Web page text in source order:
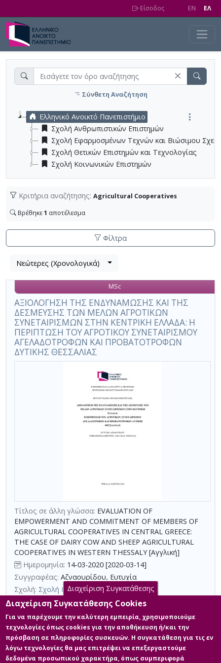
Είσοδος EN EΛ
Σύνθετη Αναζήτηση
Ελληνικό Ανοικτό Πανεπιστήμιο
Σχολή Ανθρωπιστικών Επιστημών
Σχολή Εφαρμοσμένων Τεχνών και Βιώσιμου
Σχολή Θετικών Επιστημών και Τεχνολογίας
Σχολή Κοινωνικών Επιστημών
Κριτήρια αναζήτησης: Agricultural Cooperatives
Βρέθηκε1 αποτέλεσμα
Φίλτρα
Βρέθηκε
αποτέλεσμα
,
σύνολο
σελίδων
1.
Εφαρμοζόμενα
κριτήρια
αναζήτησης:
αναζήτησης
Λίστα
τα
αποτελέσματα
αναζήτησης:
Νεώτερες (Χρονολογικά)
ΑΞΙΟΛΟΓΗΣΗ ΤΗΣ ΕΝΔΥΝΑΜΩΣΗΣ ΚΑΙ ΤΗΣ
ΔΕΣΜΕΥΣΗΣ ΤΩΝ ΜΕΛΩΝ ΑΓΡΟΤΙΚΩΝ
ΣΥΝΕΤΑΙΡΙΣΜΩΝ ΣΤΗΝ ΚΕΝΤΡΙΚΗ ΕΛΛΑΔΑ: Η
ΠΕΡΙΠΤΩΣΗ ΤΟΥ ΑΓΡΟΤΙΚΟΥ ΣΥΝΕΤΑΙΡΙΣΜΟΥ
ΑΓΕΛΑΔΟΤΡΟΦΩΝ ΚΑΙ ΠΡΟΒΑΤΟΤΡΟΦΩΝ
ΔΥΤΙΚΗΣ ΘΕΣΣΑΛΙΑΣ
MSc
Τίτλος σε άλλη γλώσσα: EVALUATION OF
EMPOWERMENT AND COMMITMENT OF MEMBERS OF
AGRICULTURAL COOPERATIVES IN CENTRAL GREECE:
THE CASE OF DAIRY COW AND SHEEP AGRICULTURAL
COOPERATIVES IN WESTERN THESSALY [Αγγλική]
Ημερομηνία: 14-03-2020 [2020-03-14]
Συγγραφέας: Αζναουρίδου, Ευτυχία
Σχολή: Σχολή Κοινωνικών Επιστημών
Τμήμα: Κοινωνική και Αλληλέγγυα Οικονομία (ΚΑΟ)
Περίληψη (Abstract):
Η παρούσα έρευνα εξετάζει τις διαστάσεις
της ενδυνάμωσης και της δέσμευσης των μελών του Αγροτικού
Συνεταιρισμού Αγελαδοτρόφων και Προβατοτρόφων Δυτικής
Θεσσαλίας. Προς τούτο διενεργήθηκε ποιοτική έρευνα σε 9 μέλη
του συνεταιρισμού με τη μέθοδο της προσωπικής συνέντευξης
στην έδρα του συνεταιρισμού που βρίσκεται στο χωρίο
Διαχείριση Συγκατάθεσης
Διαχείριση Συγκατάθεσης Cookies
Για να παρέχουμε την καλύτερη εμπειρία, χρησιμοποιούμε
τεχνολογίες όπως cookies για την αποθήκευση ή/και την
πρόσβαση σε πληροφορίες συσκευών. Η συγκατάθεση για τις εν
λόγω τεχνολογίες θα μας επιτρέψει να επεξεργαστούμε
δεδομένα προσωπικού χαρακτήρα, όπως συμπεριφορά